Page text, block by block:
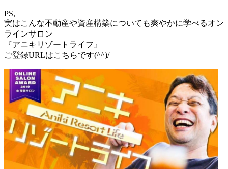
PS,
実はこんな不動産や資産構築についても爽やかに学べるオン
ラインサロン
『アニキリゾートライフ』
ご登録URLはこちらです(^^)/